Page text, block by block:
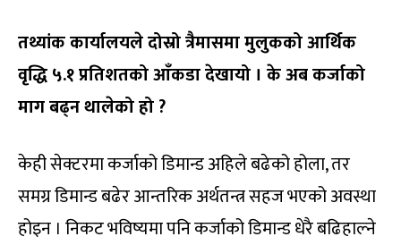
तथ्यांक कार्यालयले दोस्रो त्रैमासमा मुलुकको आर्थिक
वृद्धि ५.१ प्रतिशतको आँकडा देखायो । के अब कर्जाको
माग बढ्न थालेको हो ?
केही सेक्टरमा कर्जाको डिमान्ड अहिले बढेको होला, तर
समग्र डिमान्ड बढेर आन्तरिक अर्थतन्त्र सहज भएको अवस्था
होइन । निकट भविष्यमा पनि कर्जाको डिमान्ड धेरै बढिहाल्ने